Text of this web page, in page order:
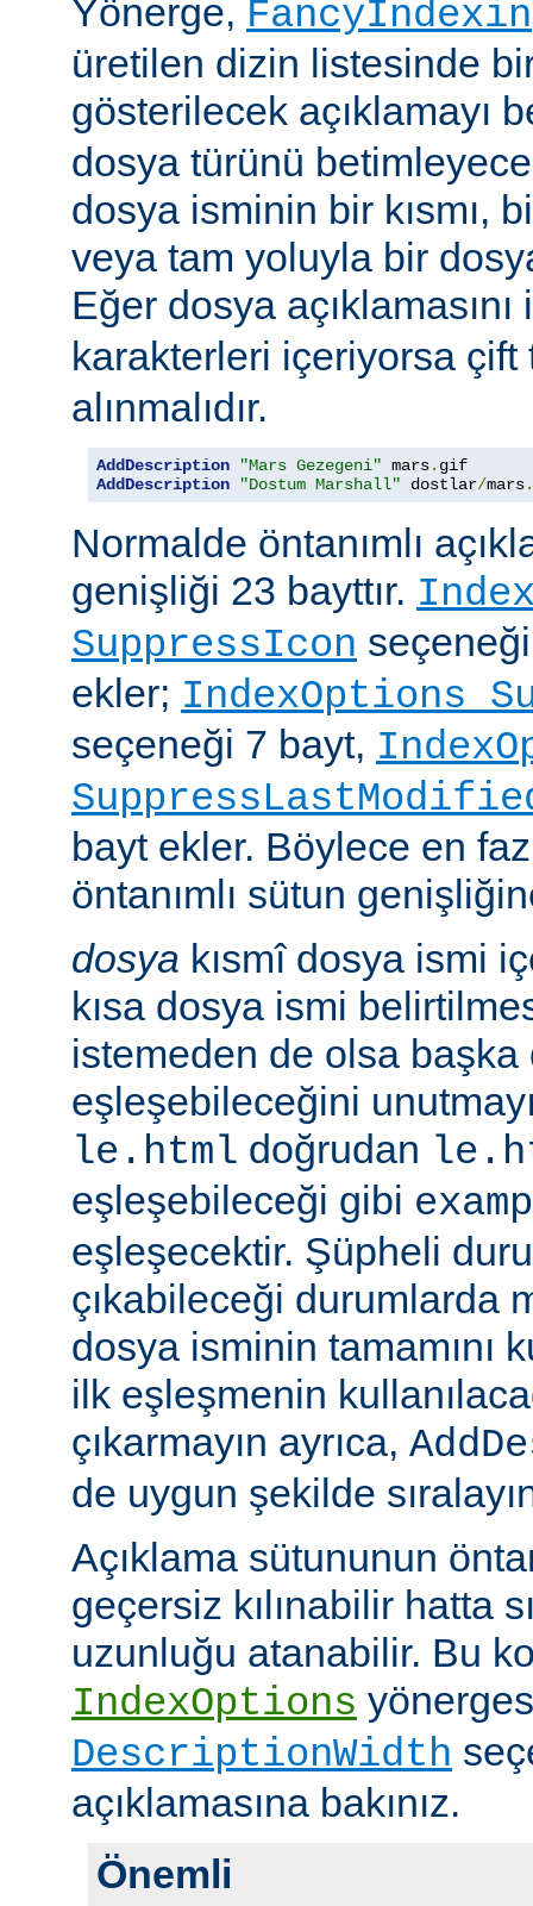
Yönerge,
üretilen dizin listesinde
gösterilecek açıklamayı
dosya türünü
dosya isminin bir kısmı,
veya tam yoluyla bir
Eğer dosya
karakterleri içeriyorsa çift
alınmalıdır.
AddDescription "Mars Gezegeni" mars. gif
AddDescription
"Dostum Marshall" dostlar/mars.
Normalde öntanımlı
genişliği 23 bayttır.
SuppressIcon
ekler; IndexOptions
seçeneği 7 bayt,
bayt ekler. Böylece en
öntanımlı sütun
dosya kısmî dosya ismi
kısa dosya ismi
istemeden de olsa başka
eşleşebileceğini
le.html doğrudan
eşleşebileceği gibi
eşleşecektir. Şüpheli
çıkabileceği durumlarda
dosya isminin tamamını
ilk eşleşmenin
çıkarmayın ayrıca,
de uygun şekilde
Açıklama sütununun
geçersiz kılınabilir hatta
uzunluğu atanabilir. Bu
IndexOptions
DescriptionWidth
açıklamasına bakınız.
Önemli